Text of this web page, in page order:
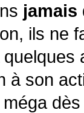
jamais
ils ne
à son
méga